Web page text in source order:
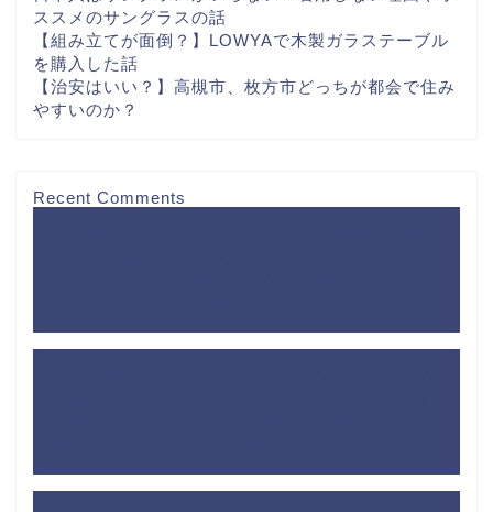
ススメのサングラスの話
【組み立てが面倒？】LOWYAで木製ガラステーブル
を購入した話
【治安はいい？】高槻市、枚方市どっちが都会で住み
やすいのか？
Recent Comments